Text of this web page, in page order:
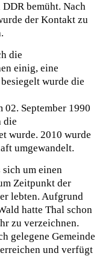
bemüht. Nach
der Kontakt zu
die
einig, eine
wurde die
02. September 1990
die
wurde. 2010 wurde
umgewandelt.
um einen
Zeitpunkt der
lebten. Aufgrund
hatte Thal schon
zu verzeichnen.
gelegene Gemeinde
und verfügt